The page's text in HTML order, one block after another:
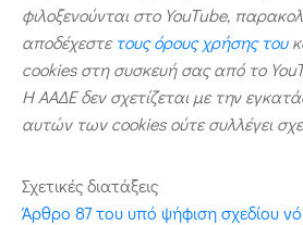
φιλοξενούνται στο YouTube,
αποδέχεστετους όρους χρήσης του
cookies στη συσκευή σας από το
Η ΑΑΔΕ δεν σχετίζεται με την
αυτών των cookies ούτε συλλέγει
Σχετικές διατάξεις
Άρθρο 87 του υπό ψήφιση σχεδίου